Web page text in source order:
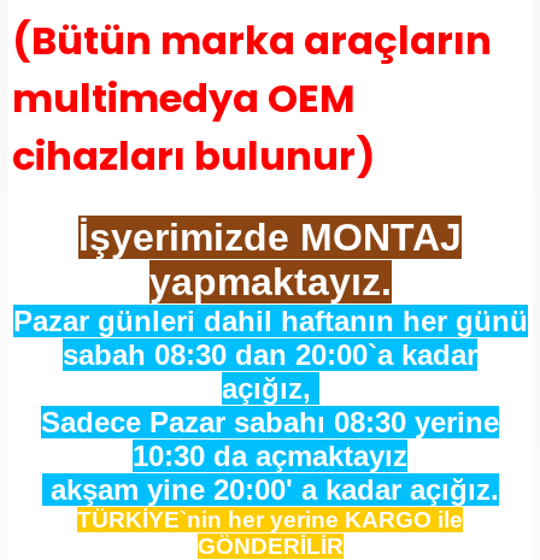
(Bütün marka araçların
multimedya OEM
cihazları bulunur)
İşyerimizde MONTAJ
yapmaktayız.
Pazar günleri dahil haftanın her günü
sabah 08:30 dan 20:00`a kadar
açığız,
Sadece Pazar sabahı 08:30 yerine
10:30 da açmaktayız
akşam yine 20:00' a kadar açığız.
TÜRKİYE`nin her yerine KARGO ile
GÖNDERİLİR